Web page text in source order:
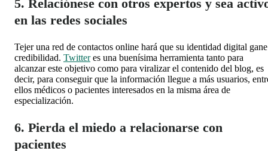
5. Relaciónese con otros expertos y sea
en las redes sociales
Tejer una red de contactos online hará que su identidad digital gane
credibilidad. Twitteres una buenísima herramienta tanto para
alcanzar este objetivo como para viralizar el contenido del blog, es
decir, para conseguir que la información llegue a más usuarios,
ellos médicos o pacientes interesados en la misma área de
especialización.
6. Pierda el miedo a relacionarse con
pacientes